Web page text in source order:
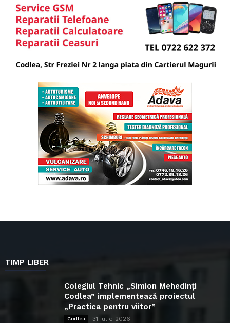
TIMP LIBER
Colegiul Tehnic „Simion Mehedinți
Codlea” implementează proiectul
„Practica pentru viitor”
Codlea 31 iulie 2026